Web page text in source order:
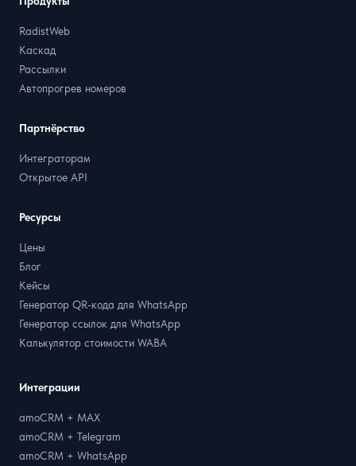
Интеграции
amoCRM + MAX
amoCRM + Telegram
amoCRM + WhatsApp
RadistWeb
Каскад
Рассылки
Автопрогрев номеров
Партнёрство
Интеграторам
Открытое API
Ресурсы
Цены
Блог
Кейсы
Генератор QR-кода для WhatsApp
Генератор ссылок для WhatsApp
Калькулятор стоимости WABA